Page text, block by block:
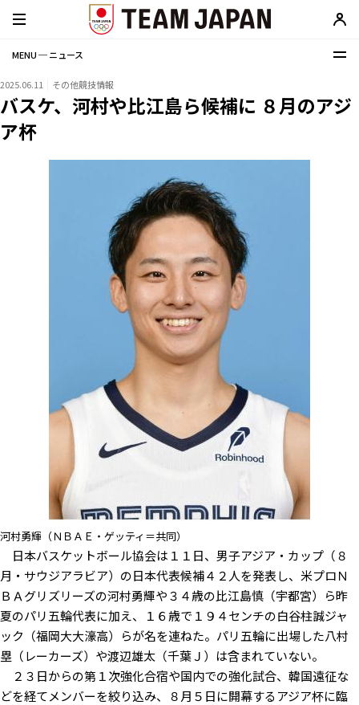
MENU ─ ニュース
2025.06.11 その他競技情報
バスケ、河村や比江島ら候補に ８月のアジ
ア杯
河村勇輝（ＮＢＡＥ・ゲッティ＝共同）
日本バスケットボール協会は１１日、男子アジア・カップ（８
月・サウジアラビア）の日本代表候補４２人を発表し、米プロＮ
ＢＡグリズリーズの河村勇輝や３４歳の比江島慎（宇都宮）ら昨
夏のパリ五輪代表に加え、１６歳で１９４センチの白谷柱誠ジャ
ック（福岡大大濠高）らが名を連ねた。パリ五輪に出場した八村
塁（レーカーズ）や渡辺雄太（千葉Ｊ）は含まれていない。
２３日からの第１次強化合宿や国内での強化試合、韓国遠征な
どを経てメンバーを絞り込み、８月５日に開幕するアジア杯に臨